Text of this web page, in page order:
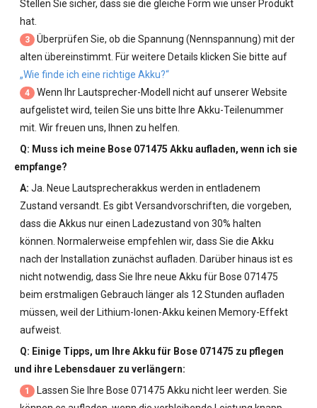
Stellen Sie sicher, dass sie die gleiche Form wie unser Produkt
hat.
3
Überprüfen Sie, ob die Spannung (Nennspannung) mit der
alten übereinstimmt. Für weitere Details klicken Sie bitte auf
„Wie finde ich eine richtige Akku?“
4
Wenn Ihr Lautsprecher-Modell nicht auf unserer Website
aufgelistet wird, teilen Sie uns bitte Ihre Akku-Teilenummer
mit. Wir freuen uns, Ihnen zu helfen.
Q: Muss ich meine Bose 071475 Akku aufladen, wenn ich sie
empfange?
A: Ja. Neue Lautsprecherakkus werden in entladenem
Zustand versandt. Es gibt Versandvorschriften, die vorgeben,
dass die Akkus nur einen Ladezustand von 30% halten
können. Normalerweise empfehlen wir, dass Sie die Akku
nach der Installation zunächst aufladen. Darüber hinaus ist es
nicht notwendig, dass Sie Ihre neue Akku für Bose 071475
beim erstmaligen Gebrauch länger als 12 Stunden aufladen
müssen, weil der Lithium-Ionen-Akku keinen Memory-Effekt
aufweist.
Q: Einige Tipps, um IhreAkku für Bose 071475 zu pflegen
und ihre Lebensdauer zu verlängern:
1 Lassen Sie Ihre Bose 071475 Akku nicht leer werden. Sie